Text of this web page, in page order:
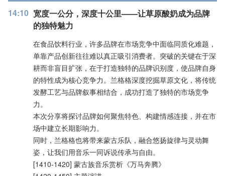
14:10 宽度一公分，深度十公里——让草原酸奶成为品牌
的独特魅力
在食品饮料行业，许多品牌在市场竞争中面临同质化难题，
单靠产品创新往往难以真正吸引消费者。突破的关键在于深
耕而非盲目扩张，在于打造独特的品牌识别度，使品牌自身
的特性成为核心竞争力。兰格格深度挖掘草原文化，将传统
发酵工艺与品牌叙事相结合，成功打造了独特的市场竞争
力。
本次分享将探讨品牌如何聚焦特色、构建情感连接，并在市
场中建立长期影响力。
同时，兰格格也将带来蒙古乐队，融合悠扬旋律与灵动舞
姿，让我们用音乐一同诉说传承与自由。
[1410-1420] 蒙古族音乐赏析《万马奔腾》